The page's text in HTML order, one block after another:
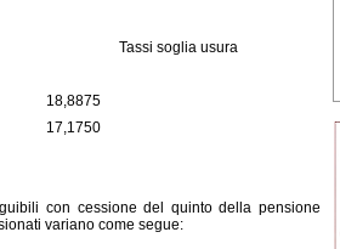
Tassi soglia usura
18,8875
17,1750
con cessione del quinto della pensione
variano come segue: